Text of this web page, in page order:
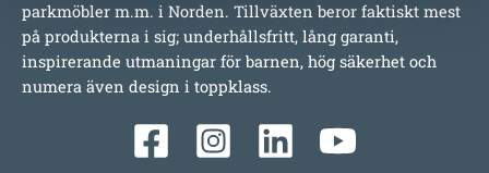
parkmöbler m.m. i Norden. Tillväxten beror faktiskt mest
på produkterna i sig; underhållsfritt, lång garanti,
inspirerande utmaningar för barnen, hög säkerhet och
numera även design i toppklass.